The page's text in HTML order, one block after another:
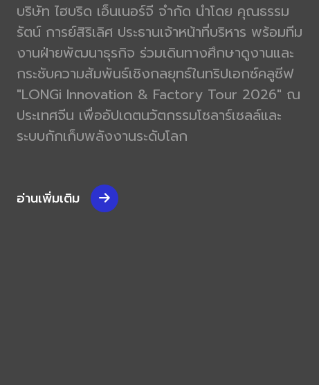
บริษัท ไฮบริด เอ็นเนอร์จี จำกัด นำโดย คุณธรรม
รัตน์ การย์สิริเลิศ ประธานเจ้าหน้าที่บริหาร พร้อมทีม
งานฝ่ายพัฒนาธุรกิจ ร่วมเดินทางศึกษาดูงานและ
กระชับความสัมพันธ์เชิงกลยุทธ์ในทริปเอกซ์คลูซีฟ
"LONGi Innovation & Factory Tour 2026" ณ
ประเทศจีน เพื่ออัปเดตนวัตกรรมโซลาร์เซลล์และ
ระบบกักเก็บพลังงานระดับโลก
อ่านเพิ่มเติม